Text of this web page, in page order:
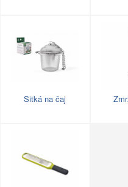
Sitká na čaj